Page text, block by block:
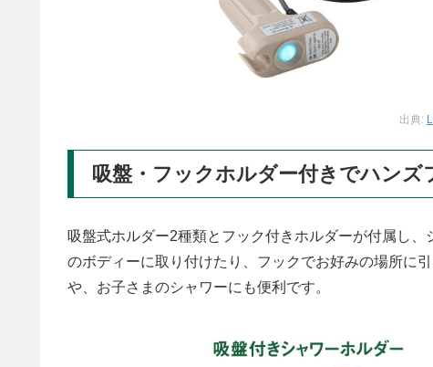
出典:
吸盤・フックホルダー付きでハンズ
吸盤式ホルダー2種類とフック付きホルダーが付属し
のボディーに取り付けたり、フックでお好みの場所に
や、お子さまのシャワーにも便利です。